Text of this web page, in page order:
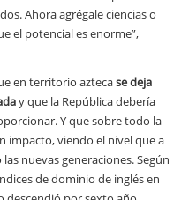
Ahora agrégale ciencias o
el potencial es enorme”,
en territorio aztecase deja
y que la República debería
Y que sobre todo la
impacto, viendo el nivel que a
nuevas generaciones. Según
de dominio de inglés en